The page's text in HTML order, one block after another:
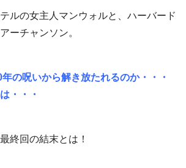
ルの女主人マンウォルと、ハーバード
ーチャンソン。
の呪いから解き放たれるのか・・・
・・・
終回の結末とは！